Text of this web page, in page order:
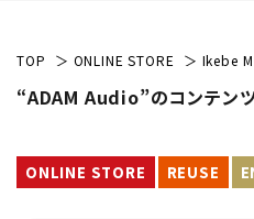
TOP ONLINE STORE Ikebe
“ADAM Audio”のコンテン
ONLINE STORE REUSE